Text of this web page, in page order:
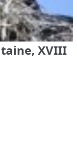
XVIII